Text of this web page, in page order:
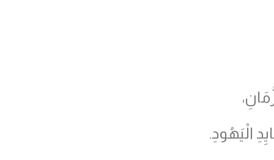
الْيَهُودِ.